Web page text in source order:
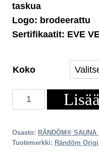
taskua
Logo: brodeerattu
Sertifikaatit: EVE
Koko
Sauna
Fresh
Kylpytakki
Osasto: RÄNDÖM® SAUNA
Tuotemerkki: Rändöm